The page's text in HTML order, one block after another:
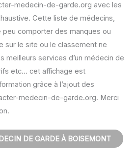
medecin-de-garde.org avec les
Cette liste de médecins,
comporter des manques ou
sur le site ou le classement ne
meilleurs services d’un médecin de
etc… cet affichage est
grâce à l’ajout des
medecin-de-garde.org. Merci
DE GARDE À BOISEMONT